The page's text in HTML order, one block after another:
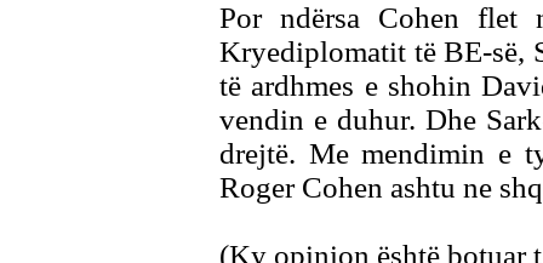
Por ndërsa Cohen flet
Kryediplomatit të BE-së,
të ardhmes e shohin
vendin e duhur. Dhe
drejtë. Me mendimin e
Roger Cohen ashtu ne
(Ky opinion është botuar